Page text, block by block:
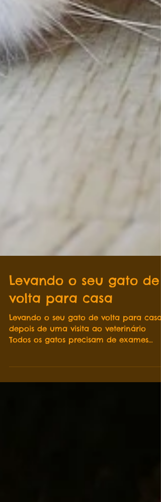
Levando o seu gato de
volta para casa
Levando o seu gato de volta para casa
depois de uma visita ao veterinário
veterinários regulares para...